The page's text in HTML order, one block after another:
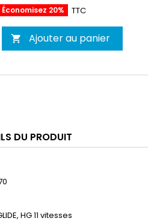
Économisez 20% TTC
 Ajouter au panier
DU PRODUIT
HG 11 vitesses